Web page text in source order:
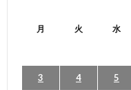
月 火 水
3 4 5